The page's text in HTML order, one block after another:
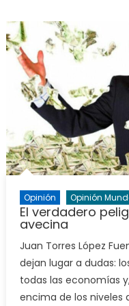
Opinión Opinión
El verdadero
avecina
Juan Torres López
dejan lugar a dudas:
todas las economías
encima de los niveles